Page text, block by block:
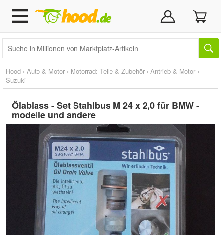
Hood › Auto & Motor › Motorrad: Teile & Zubehör › Antrieb & Motor ›
Suzuki
Ölablass - Set Stahlbus M 24 x 2,0 für BMW -
modelle und andere